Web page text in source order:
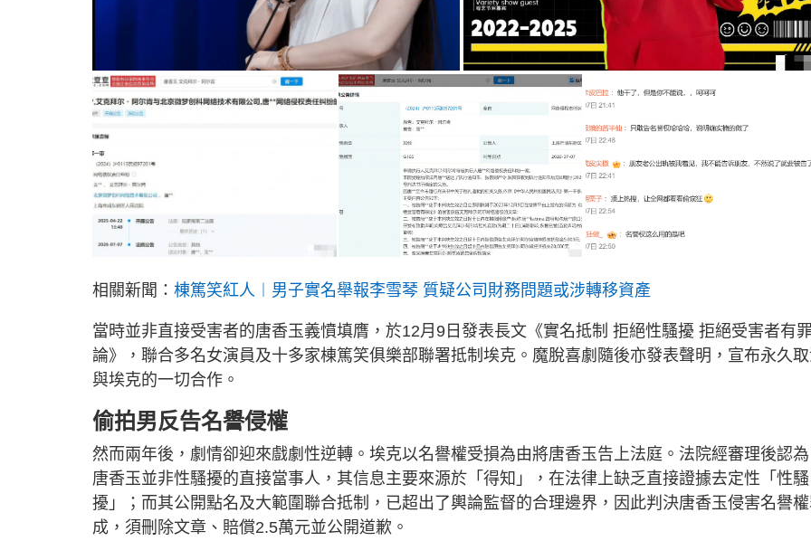
相關新聞： 棟篤笑紅人︱男子實名舉報李雪琴 質疑公司財務問題或涉轉移資產
當時並非直接受害者的唐香玉義憤填膺，於12月9日發表長文《實名抵制 拒絕性騷擾 拒絕受害者有
論》，聯合多名女演員及十多家棟篤笑俱樂部聯署抵制埃克。魔脫喜劇隨後亦發表聲明，宣布永久
與埃克的一切合作。
偷拍男反告名譽侵權
然而兩年後，劇情卻迎來戲劇性逆轉。埃克以名譽權受損為由將唐香玉告上法庭。法院經審理後認為
唐香玉並非性騷擾的直接當事人，其信息主要來源於「得知」，在法律上缺乏直接證據去定性「性騷
擾」；而其公開點名及大範圍聯合抵制，已超出了輿論監督的合理邊界，因此判決唐香玉侵害名譽
成，須刪除文章、賠償2.5萬元並公開道歉。